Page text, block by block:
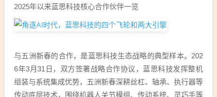
2025年以来蓝思科技核心合作伙伴一览
与五洲新春的合作，是蓝思科技生态战略的典型样本。202
6年3月31日，双方签署战略合作协议，蓝思科技发挥整机
组装与系统集成优势，五洲新春深耕丝杠、轴承、执行器等
传动底层技术，围绕机器人关节模组、传动系统、灵巧手等